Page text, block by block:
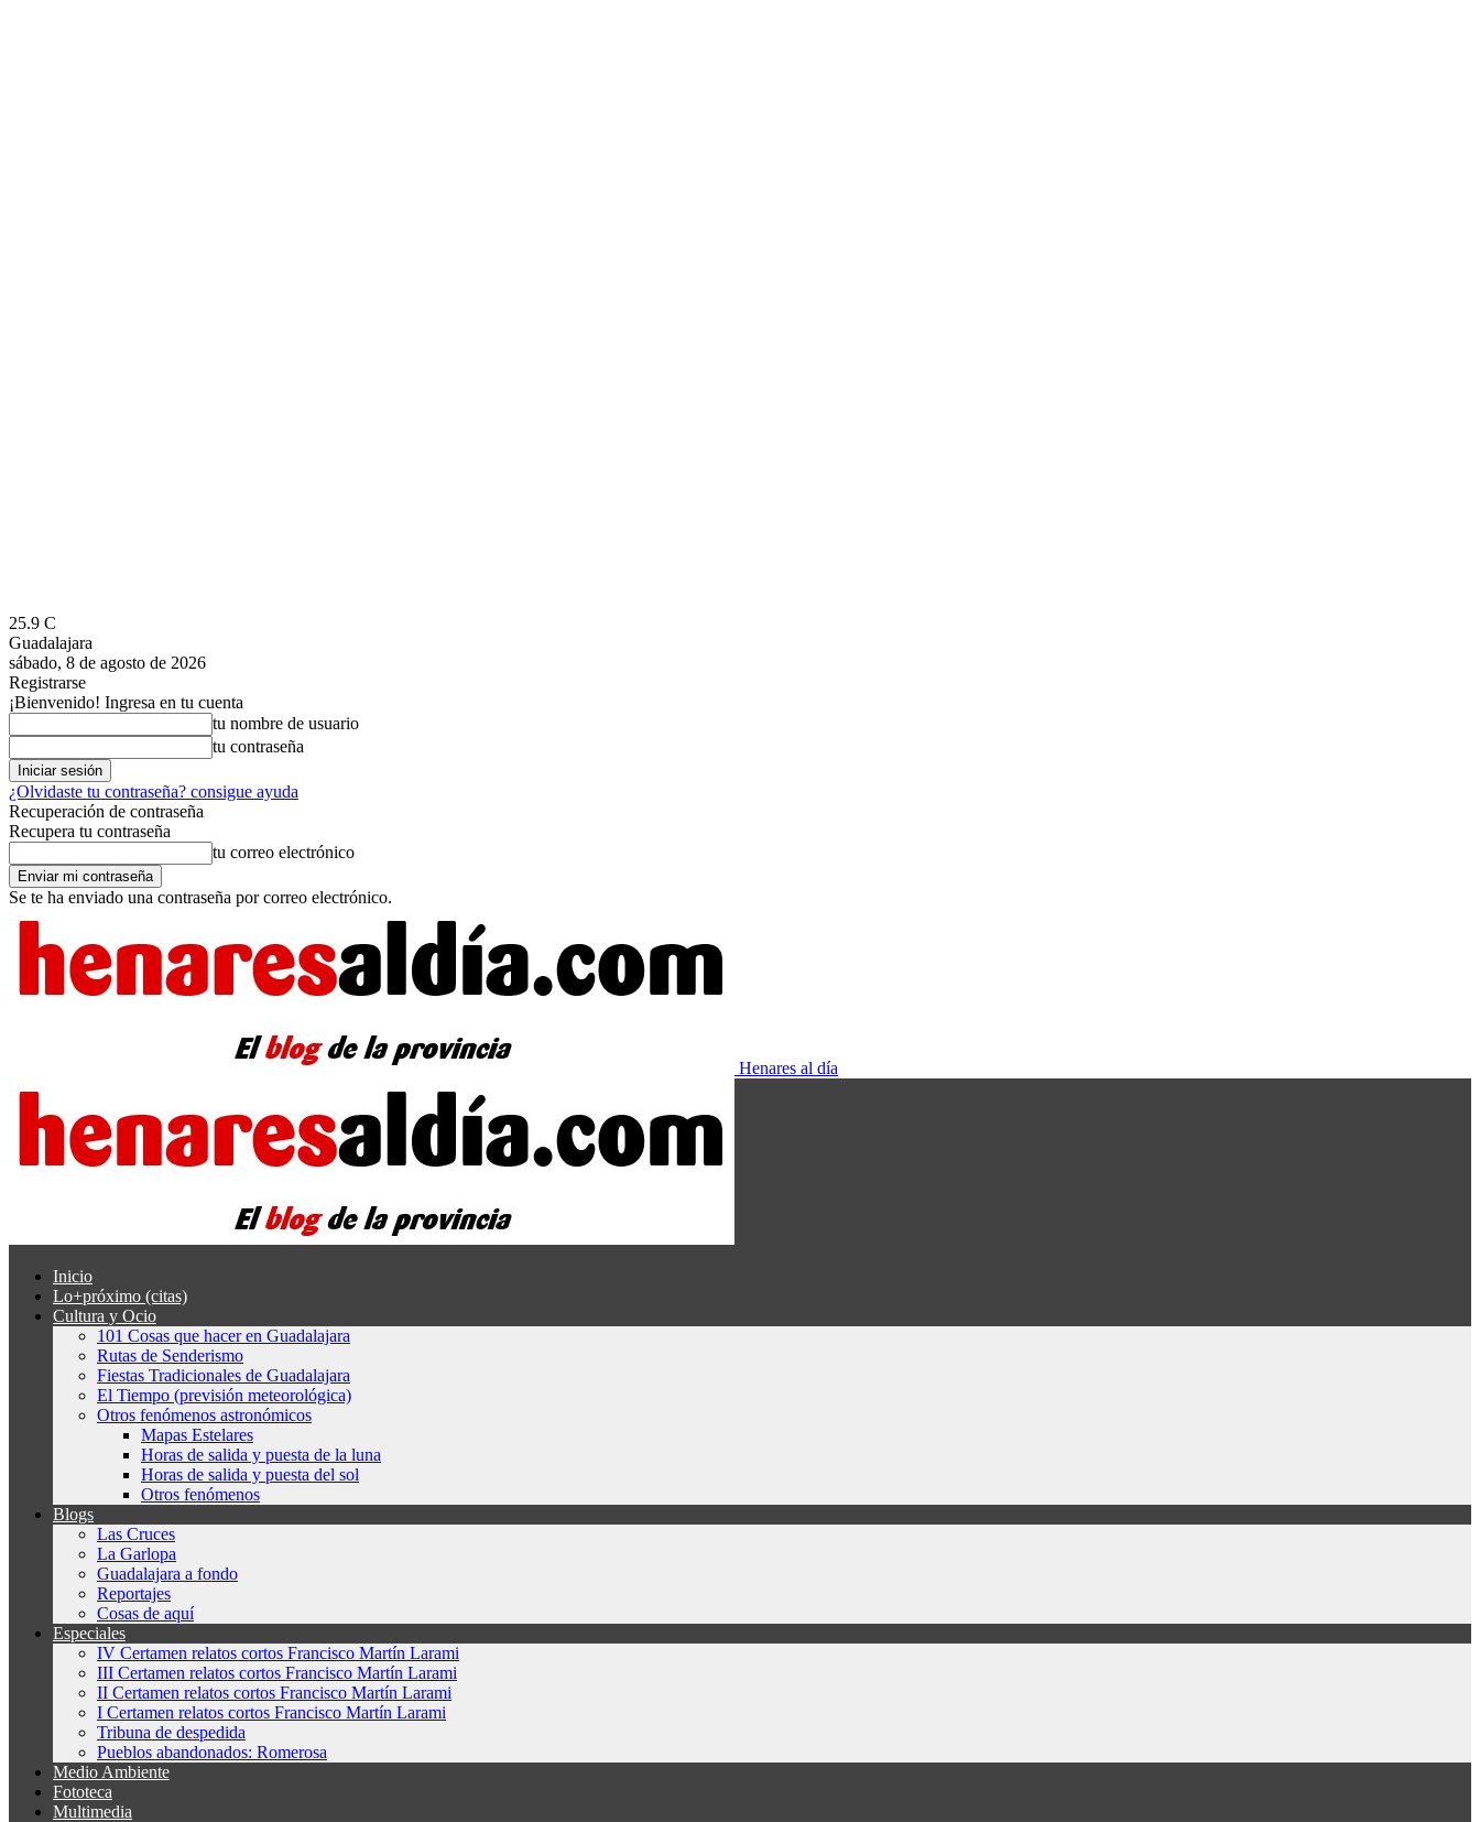
25.9 C
Guadalajara
sábado, 8 de agosto de 2026
Registrarse
¡Bienvenido! Ingresa en tu cuenta
tu nombre de usuario
tu contraseña
¿Olvidaste tu contraseña? consigue ayuda
Recuperación de contraseña
Recupera tu contraseña
tu correo electrónico
Se te ha enviado una contraseña por correo electrónico.
Henares al día
Inicio
Lo+próximo (citas)
Cultura y Ocio
101 Cosas que hacer en Guadalajara
Rutas de Senderismo
Fiestas Tradicionales de Guadalajara
El Tiempo (previsión meteorológica)
Otros fenómenos astronómicos
Mapas Estelares
Horas de salida y puesta de la luna
Horas de salida y puesta del sol
Otros fenómenos
Blogs
Las Cruces
La Garlopa
Guadalajara a fondo
Reportajes
Cosas de aquí
Especiales
IV Certamen relatos cortos Francisco Martín Larami
III Certamen relatos cortos Francisco Martín Larami
II Certamen relatos cortos Francisco Martín Larami
I Certamen relatos cortos Francisco Martín Larami
Tribuna de despedida
Pueblos abandonados: Romerosa
Medio Ambiente
Fototeca
Multimedia